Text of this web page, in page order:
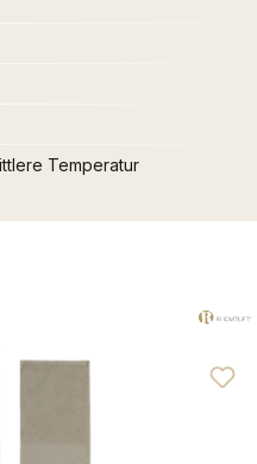
Temperatur
5 von 5 Sternen